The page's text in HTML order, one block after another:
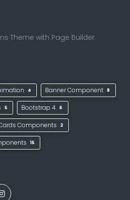
Theme with Page Builder
4 Banner Component 8
5 Bootstrap 4 6
Components 2
15